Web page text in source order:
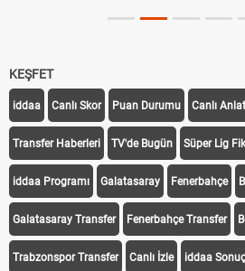
KEŞFET
iddaa Canlı Skor Puan Durumu Canlı
Transfer Haberleri TV'de Bugün Süper Lig
iddaa Programı Galatasaray Fenerbahçe
Galatasaray Transfer Fenerbahçe Transfer
Trabzonspor Transfer Canlı İzle iddaa